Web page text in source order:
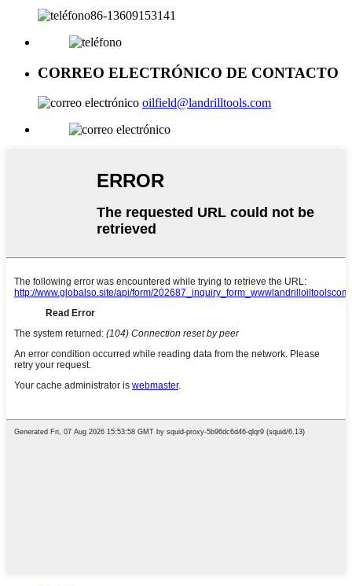
86-13609153141
CORREO ELECTRÓNICO DE CONTACTO
oilfield@landrilltools.com